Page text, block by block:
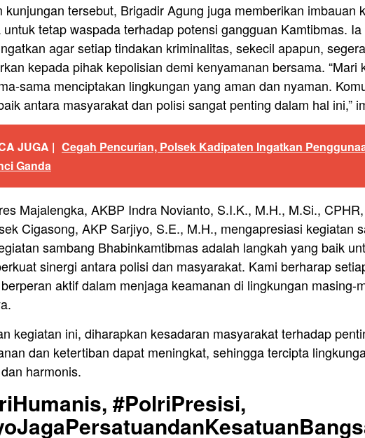
kunjungan tersebut, Brigadir Agung juga memberikan imbauan
untuk tetap waspada terhadap potensi gangguan Kamtibmas. Ia
agar setiap tindakan kriminalitas, sekecil apapun, segera
kepada pihak kepolisian demi kenyamanan bersama. “Mari
sama menciptakan lingkungan yang aman dan nyaman.
antara masyarakat dan polisi sangat penting dalam hal ini,”
JUGA | Cegah Pencurian, Polsek Kadipaten Ingatkan
Ganda
Majalengka, AKBP Indra Novianto, S.I.K., M.H., M.Si.,
Cigasong, AKP Sarjiyo, S.E., M.H., mengapresiasi kegiatan
sambang Bhabinkamtibmas adalah langkah yang baik
sinergi antara polisi dan masyarakat. Kami berharap
aktif dalam menjaga keamanan di lingkungan masing-
kegiatan ini, diharapkan kesadaran masyarakat terhadap
dan ketertiban dapat meningkat, sehingga tercipta
harmonis.
#PolriPresisi,